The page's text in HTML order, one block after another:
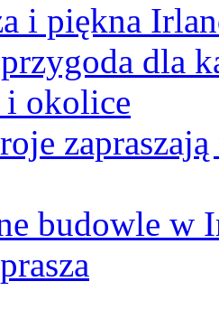
i piękna
dla
i okolice
budowle w